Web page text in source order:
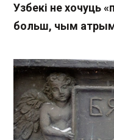
Узбекі не хочуць
больш, чым